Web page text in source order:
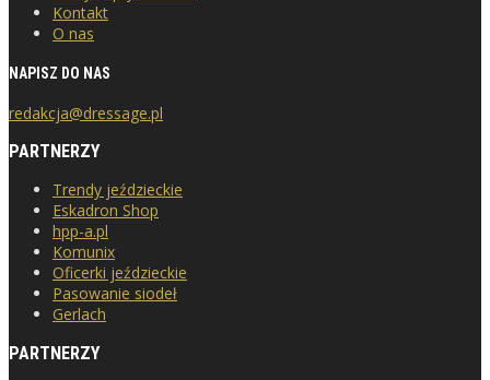
Kontakt
O nas
NAPISZ DO NAS
redakcja@dressage.pl
PARTNERZY
Trendy jeździeckie
Eskadron Shop
hpp-a.pl
Komunix
Oficerki jeździeckie
Pasowanie siodeł
Gerlach
PARTNERZY